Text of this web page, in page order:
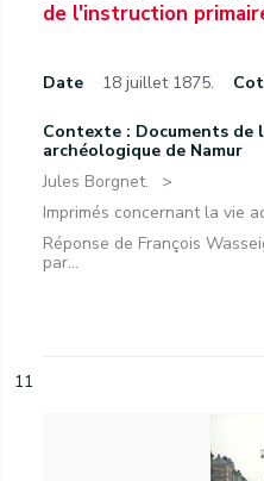
de l'instruction
Date 18 juillet 1875.
Contexte : Documents de
archéologique de Namur
Jules Borgnet.
Imprimés concernant la vie
Réponse de François
par...
11